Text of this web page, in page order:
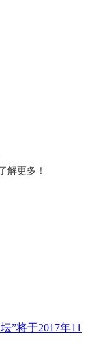
解更多！
”将于2017年11